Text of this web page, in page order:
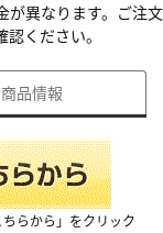
が異なります。ご注文
ください。
商品情報
らから」をクリック